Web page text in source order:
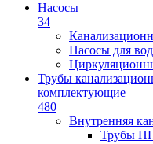
Насосы
34
Насосы для
Трубы
комплектующие
480
Внутренняя
Трубы